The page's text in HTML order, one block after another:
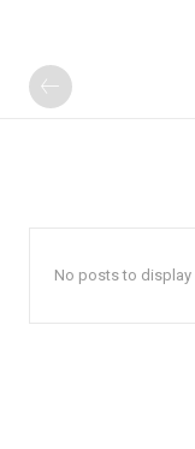
No posts to display